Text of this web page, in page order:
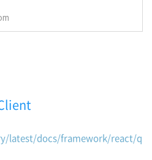
latest/docs/framework/react/q